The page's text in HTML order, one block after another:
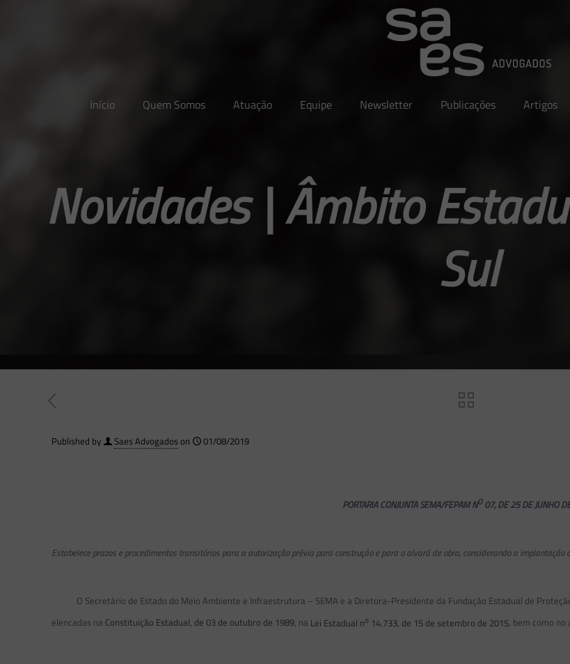
Início Quem Somos Atuação Equipe Newsletter Publicações Artigos
Novidades | Âmbito
Sul
Published by Saes Advogadoson 01/08/2019
PORTARIA CONJUNTA SEMA/FEPAM NO07, DE 25 DE JUNHO
Estabelece prazos e procedimentos transitórios para a autorização prévia para construção e para o alvará de obra, considerando a implantação
O Secretário de Estado do Meio Ambiente e Infraestrutura – SEMA e a Diretora-Presidente da Fundação Estadual de
elencadas na Constituição Estadual, de 03 de outubro de 1989, na Lei Estadual no 14.733, de 15 de setembro de 2015, bem como no